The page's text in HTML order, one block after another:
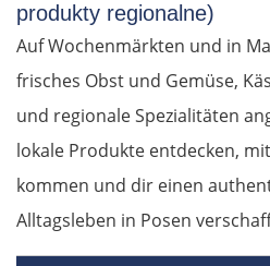
produkty regionalne)
Auf Wochenmärkten und in
frisches Obst und Gemüse,
und regionale Spezialitäten
lokale Produkte entdecken,
kommen und dir einen
Alltagsleben in Posen